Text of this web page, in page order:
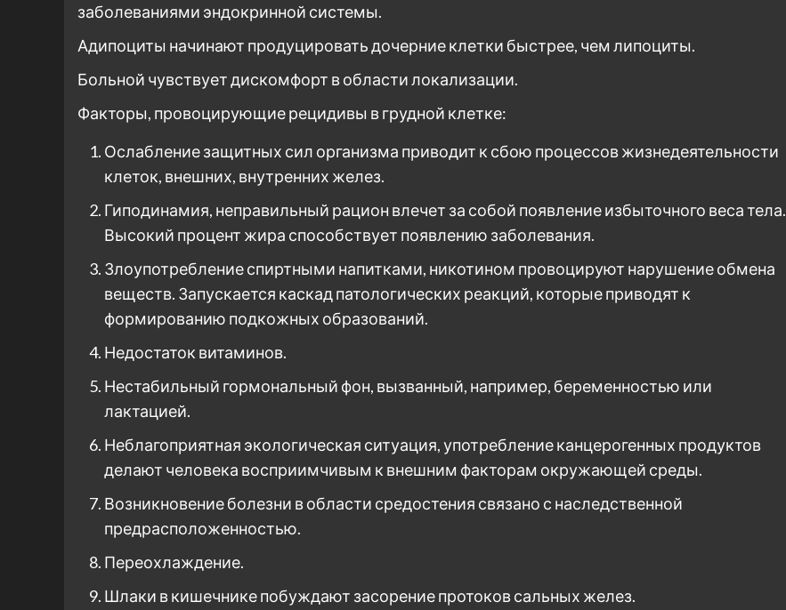
заболеваниями эндокринной системы.
Адипоциты начинают продуцировать дочерние клетки быстрее, чем липоциты.
Больной чувствует дискомфорт в области локализации.
Факторы, провоцирующие рецидивы в грудной клетке:
Ослабление защитных сил организма приводит к сбою процессов жизнедеятельности
клеток, внешних, внутренних желез.
Гиподинамия, неправильный рацион влечет за собой появление избыточного веса тела.
Высокий процент жира способствует появлению заболевания.
Злоупотребление спиртными напитками, никотином провоцируют нарушение обмена
веществ. Запускается каскад патологических реакций, которые приводят к
формированию подкожных образований.
Недостаток витаминов.
Нестабильный гормональный фон, вызванный, например, беременностью или
лактацией.
Неблагоприятная экологическая ситуация, употребление канцерогенных продуктов
делают человека восприимчивым к внешним факторам окружающей среды.
Возникновение болезни в области средостения связано с наследственной
предрасположенностью.
Переохлаждение.
Шлаки в кишечнике побуждают засорение протоков сальных желез.